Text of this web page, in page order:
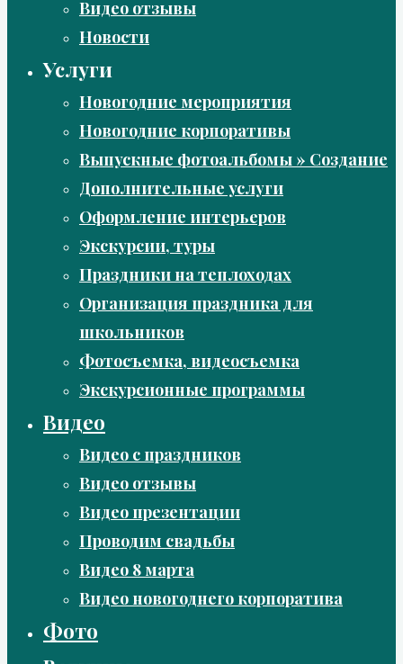
Видео отзывы
Новости
Услуги
Новогодние мероприятия
Новогодние корпоративы
Выпускные фотоальбомы » Создание
Дополнительные услуги
Оформление интерьеров
Экскурсии, туры
Праздники на теплоходах
Организация праздника для
школьников
Фотосъемка, видеосъемка
Экскурсионные программы
Видео
Видео с праздников
Видео отзывы
Видео презентации
Проводим свадьбы
Видео 8 марта
Видео новогоднего корпоратива
Фото